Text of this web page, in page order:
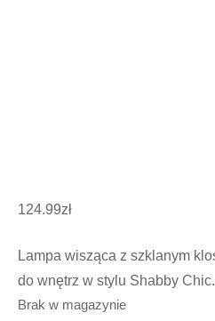
124.99zł
Lampa wisząca z szklanym
do wnętrz w stylu Shabby Chic.
Brak w magazynie